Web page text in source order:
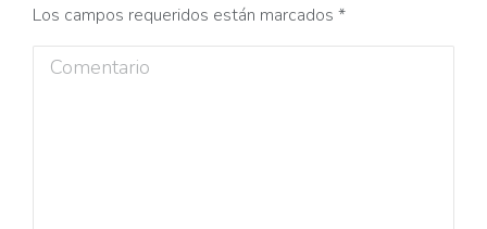
Los campos requeridos están marcados *
Comentario